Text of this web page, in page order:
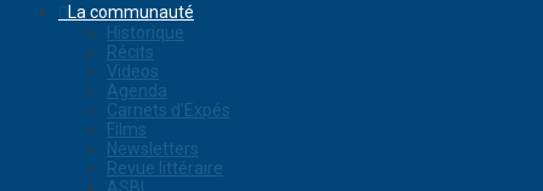
La communauté
Historique
Récits
Videos
Agenda
Carnets d’Expés
Films
Newsletters
Revue littéraire